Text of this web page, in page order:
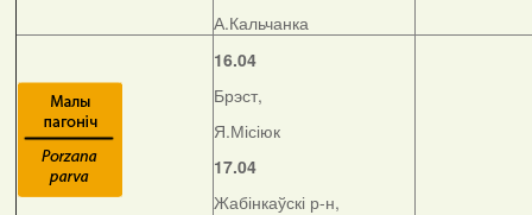
А.Кальчанка
16.04
Брэст,
Я.Місіюк
17.04
Жабінкаўскі р-н,